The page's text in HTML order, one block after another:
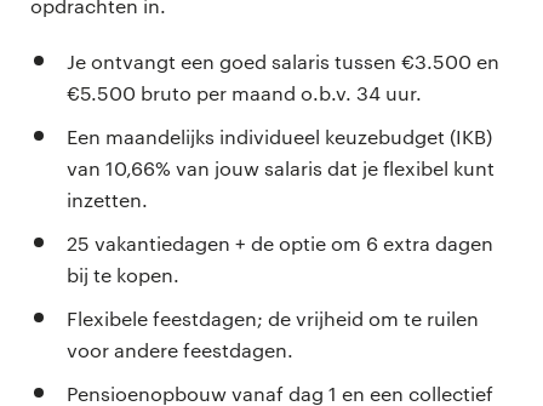
opdrachten in.
Je ontvangt een goed salaris tussen €3.500 en
€5.500 bruto per maand o.b.v. 34 uur.
Een maandelijks individueel keuzebudget (IKB)
van 10,66% van jouw salaris dat je flexibel kunt
inzetten.
25 vakantiedagen + de optie om 6 extra dagen
bij te kopen.
Flexibele feestdagen; de vrijheid om te ruilen
voor andere feestdagen.
Pensioenopbouw vanaf dag 1 en een collectief